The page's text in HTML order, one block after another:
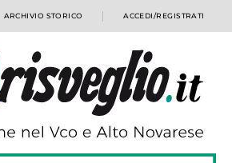
ARCHIVIO STORICO ACCEDI/REGISTRATI